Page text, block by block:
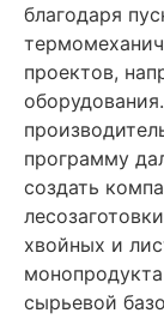
благодаря
проектов,
программу
создать
хвойных и
сырьевой